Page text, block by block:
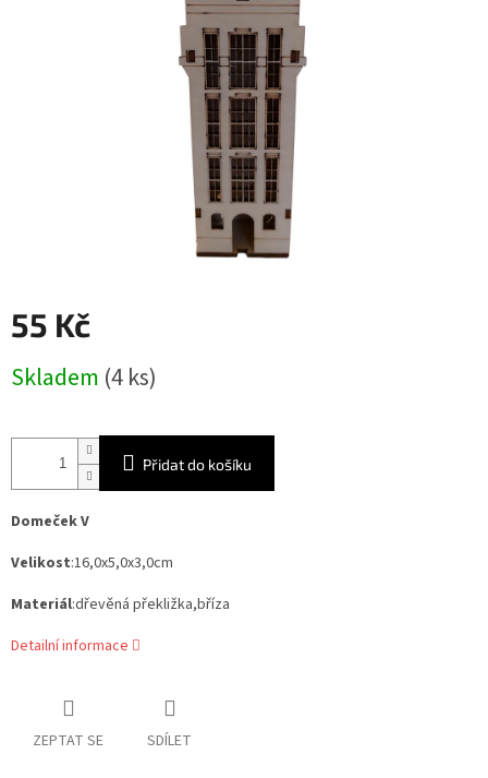
55 Kč
cena:
Skladem (4 ks)
Přidat do košíku
Domeček V
Velikost:16,0x5,0x3,0cm
Materiál:dřevěná překližka,bříza
Detailní informace
ZEPTAT SE SDÍLET